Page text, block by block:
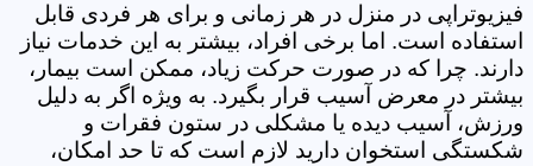
فیزیوتراپی در منزل در هر زمانی و برای هر فردی قابل
استفاده است. اما برخی افراد، بیشتر به این خدمات نیاز
دارند. چرا که در صورت حرکت زیاد، ممکن است بیمار،
بیشتر در معرض آسیب قرار بگیرد. به ویژه اگر به دلیل
ورزش، آسیب دیده یا مشکلی در ستون فقرات و
شکستگی استخوان دارید لازم است که تا حد امکان،